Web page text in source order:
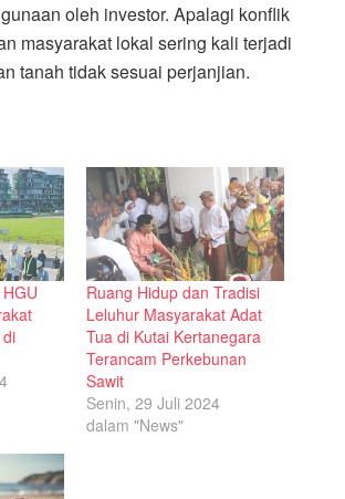
oleh investor. Apalagi konflik
masyarakat lokal sering kali terjadi
tanah tidak sesuai perjanjian.
Ruang Hidup dan Tradisi
Leluhur Masyarakat Adat
Tua di Kutai Kertanegara
Terancam Perkebunan
Sawit
Senin, 29 Juli 2024
dalam "News"